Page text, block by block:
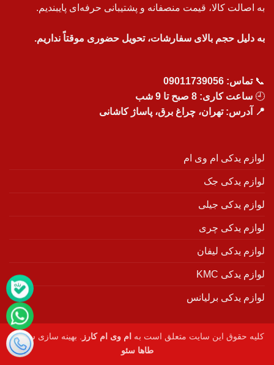
به اصالت کالا، قیمت منصفانه و پشتیبانی حرفه‌ای پایبندیم.
به دلیل حجم بالای سفارشات، تحویل حضوری موقتاً نداریم.
📞تماس: 09011739056
🕘 ساعت کاری: 8 صبح تا 9 شب
📍 آدرس: تهران، چراغ برق، پاساژ کاشانی
لوازم یدکی ام وی ام
لوازم یدکی جک
لوازم یدکی جیلی
لوازم یدکی چری
لوازم یدکی لیفان
لوازم یدکی KMC
لوازم یدکی برلیانس
کلیه حقوق این سایت متعلق است به ام وی ام کارز
. بهینه سازی سایت :
طاها سئو